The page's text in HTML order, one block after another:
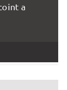
a